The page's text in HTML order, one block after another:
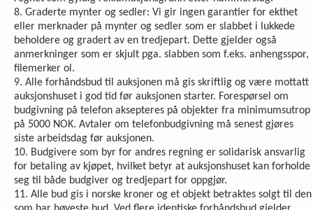
8. Graderte mynter og sedler: Vi gir ingen garantier for ekthet
eller merknader på mynter og sedler som er slabbet i lukkede
beholdere og gradert av en tredjepart. Dette gjelder også
anmerkninger som er skjult pga. slabben som f.eks. anhengsspor,
filemerker ol.
9. Alle forhåndsbud til auksjonen må gis skriftlig og være mottatt
auksjonshuset i god tid før auksjonen starter. Forespørsel om
budgivning på telefon aksepteres på objekter fra minimumsutrop
på 5000 NOK. Avtaler om telefonbud­givning må senest gjøres
siste arbeidsdag før auksjonen.
10. Budgivere som byr for andres regning er solidarisk ansvarlig
for betaling av kjøpet, hvilket betyr at auksjonshuset kan forholde
seg til både budgiver og tredjepart for oppgjør.
11. Alle bud gis i norske kroner og et objekt betraktes solgt til den